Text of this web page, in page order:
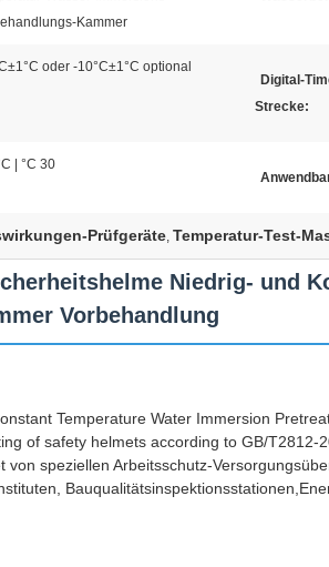
Kammer
oder -10°C±1°C optional
Digital-
Strecke:
| °C 30
Prüfgeräte, Temperatur-Test-
Niedrig- und
Vorbehandlung
Temperature Water Immersion
of safety helmets according to GB/T2812-
speziellen Arbeitsschutz-